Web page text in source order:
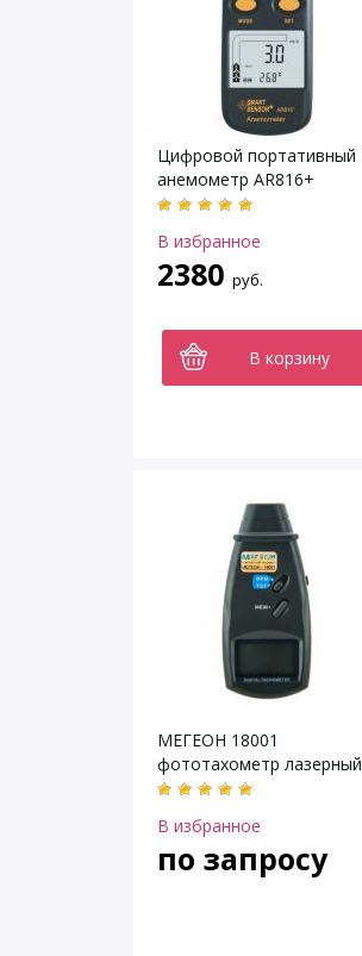
Цифровой портативный
анемометр AR816+
В избранное
2380 руб.
В корзину
МЕГЕОН 18001
фототахометр лазерный
В избранное
по запросу